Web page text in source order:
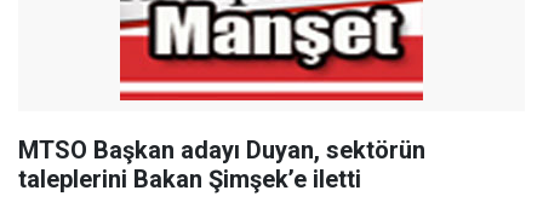
MTSO Başkan adayı Duyan, sektörün
taleplerini Bakan Şimşek’e iletti